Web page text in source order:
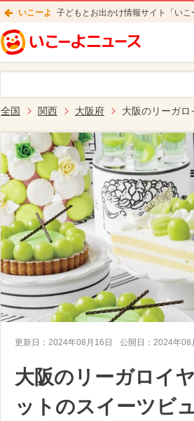
いこーよ 子どもとお出かけ情報サイト「い
全国 関西 大阪府 大阪のリーガ
更新日： 2024年08月16日 公開日： 2024年08
大阪のリーガロイ
ットのスイーツビ